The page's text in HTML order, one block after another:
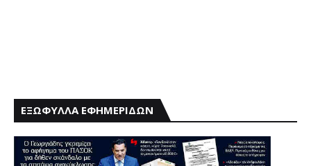
ΕΞΩΦΥΛΛΑ ΕΦΗΜΕΡΙΔΩΝ